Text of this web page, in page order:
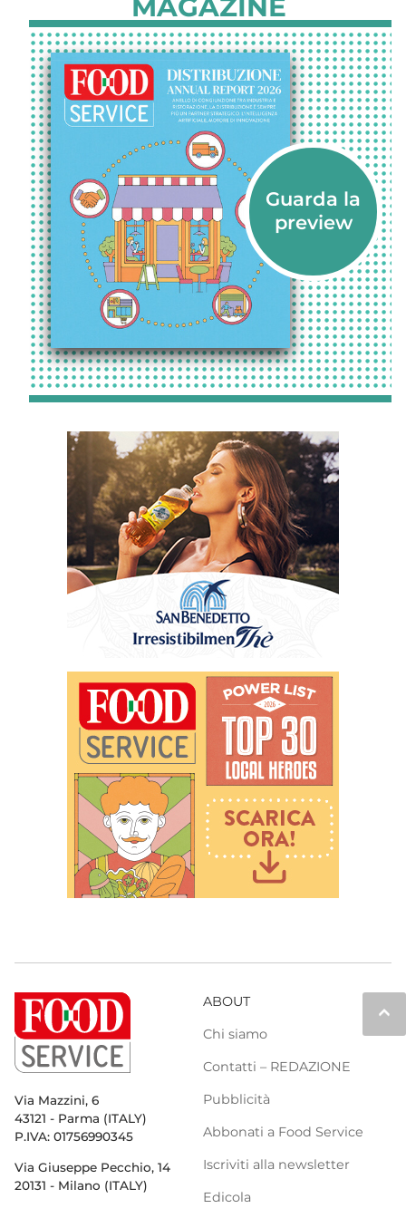
MAGAZINE
keyboard_arrow_up
Via Mazzini, 6
43121 - Parma (ITALY)
P.IVA: 01756990345
Via Giuseppe Pecchio, 14
20131 - Milano (ITALY)
ABOUT
Chi siamo
Contatti – REDAZIONE
Pubblicità
Abbonati a Food Service
Iscriviti alla newsletter
Edicola